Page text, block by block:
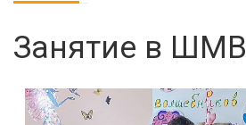
Занятие в ШМВ